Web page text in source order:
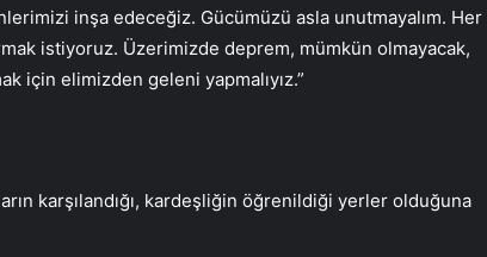
inşa edeceğiz. Gücümüzü asla unutmayalım. Her
istiyoruz. Üzerimizde deprem, mümkün olmayacak,
için elimizden geleni yapmalıyız.”
karşılandığı, kardeşliğin öğrenildiği yerler olduğuna